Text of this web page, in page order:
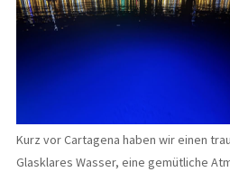
Kurz vor Cartagena haben wir einen
Glasklares Wasser, eine gemütliche